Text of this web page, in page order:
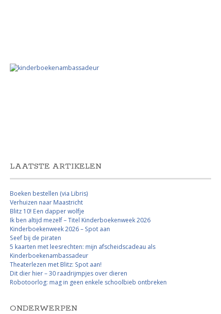
LAATSTE ARTIKELEN
Boeken bestellen (via Libris)
Verhuizen naar Maastricht
Blitz 10! Een dapper wolfje
Ik ben altijd mezelf – Titel Kinderboekenweek 2026
Kinderboekenweek 2026 – Spot aan
Seef bij de piraten
5 kaarten met leesrechten: mijn afscheidscadeau als
Kinderboekenambassadeur
Theaterlezen met Blitz: Spot aan!
Dit dier hier – 30 raadrijmpjes over dieren
Robotoorlog: mag in geen enkele schoolbieb ontbreken
ONDERWERPEN